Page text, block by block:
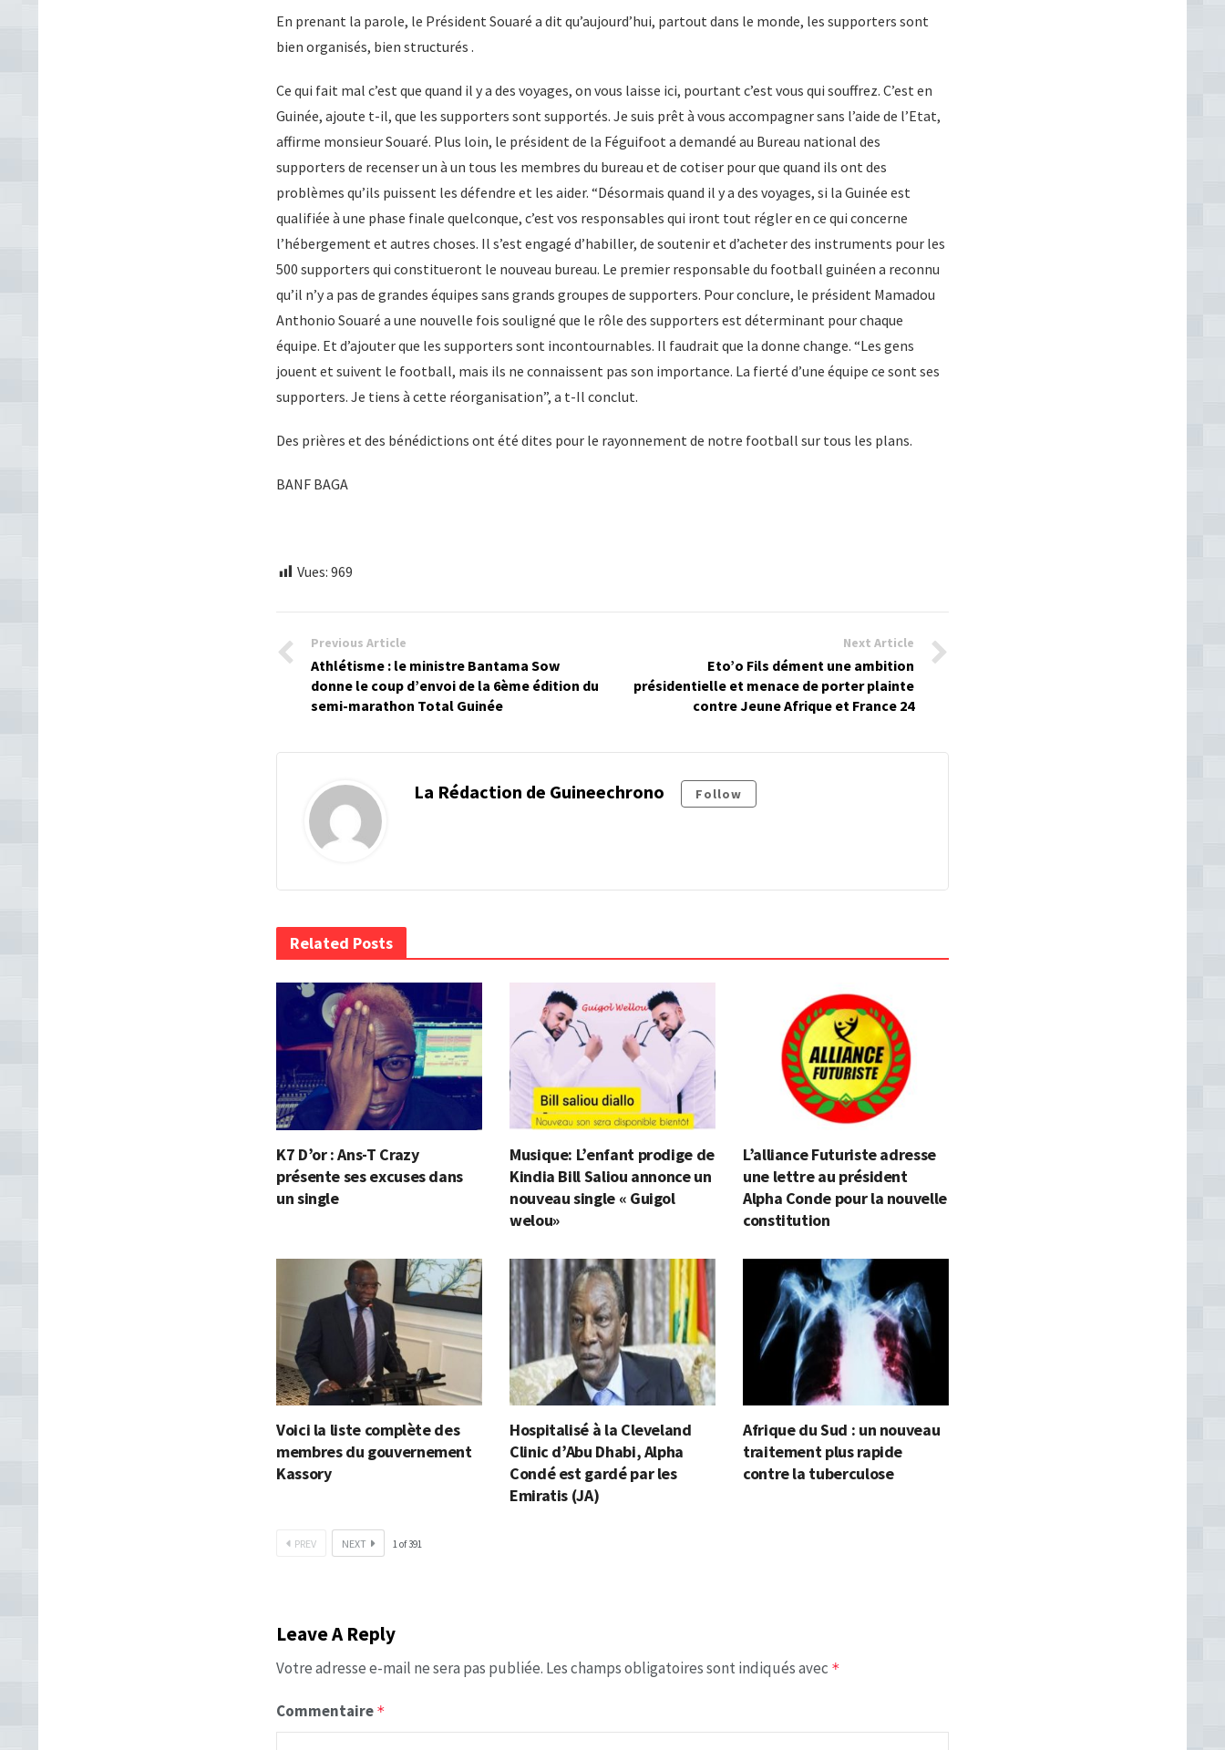
En prenant la parole, le Président Souaré a dit qu’aujourd’hui, partout dans le monde, les supporters sont
bien organisés, bien structurés .
Ce qui fait mal c’est que quand il y a des voyages, on vous laisse ici, pourtant c’est vous qui souffrez. C’est en
Guinée, ajoute t-il, que les supporters sont supportés. Je suis prêt à vous accompagner sans l’aide de l’Etat,
affirme monsieur Souaré. Plus loin, le président de la Féguifoot a demandé au Bureau national des
supporters de recenser un à un tous les membres du bureau et de cotiser pour que quand ils ont des
problèmes qu’ils puissent les défendre et les aider. “Désormais quand il y a des voyages, si la Guinée est
qualifiée à une phase finale quelconque, c’est vos responsables qui iront tout régler en ce qui concerne
l’hébergement et autres choses. Il s’est engagé d’habiller, de soutenir et d’acheter des instruments pour les
500 supporters qui constitueront le nouveau bureau. Le premier responsable du football guinéen a reconnu
qu’il n’y a pas de grandes équipes sans grands groupes de supporters. Pour conclure, le président Mamadou
Anthonio Souaré a une nouvelle fois souligné que le rôle des supporters est déterminant pour chaque
équipe. Et d’ajouter que les supporters sont incontournables. Il faudrait que la donne change. “Les gens
jouent et suivent le football, mais ils ne connaissent pas son importance. La fierté d’une équipe ce sont ses
supporters. Je tiens à cette réorganisation”, a t-Il conclut.
Des prières et des bénédictions ont été dites pour le rayonnement de notre football sur tous les plans.
BANF BAGA
Vues: 969
Previous Article
Athlétisme : le ministre Bantama Sow
donne le coup d’envoi de la 6ème édition du
semi-marathon Total Guinée
Next Article
Eto’o Fils dément une ambition
présidentielle et menace de porter plainte
contre Jeune Afrique et France 24
La Rédaction de Guineechrono Follow
Related Posts
K7 D’or : Ans-T Crazy
présente ses excuses dans
un single
Musique: L’enfant prodige de
Kindia Bill Saliou annonce un
nouveau single « Guigol
welou»
L’alliance Futuriste adresse
une lettre au président
Alpha Conde pour la nouvelle
constitution
Voici la liste complète des
membres du gouvernement
Kassory
Hospitalisé à la Cleveland
Clinic d’Abu Dhabi, Alpha
Condé est gardé par les
Emiratis (JA)
Afrique du Sud : un nouveau
traitement plus rapide
contre la tuberculose
PREV NEXT 1of391
Leave A Reply
Votre adresse e-mail ne sera pas publiée. Les champs obligatoires sont indiqués avec *
Commentaire *